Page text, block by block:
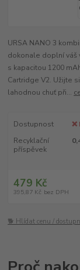
URSA NANO 3
dokonale doplní váš
s kapacitou 1200
Cartridge V2. Užijte
lahodnou chuť při...
Dostupnost
Recyklační
příspěvek
479 Kč
395,87 Kč bez DPH
🐕 Hlídat cenu /